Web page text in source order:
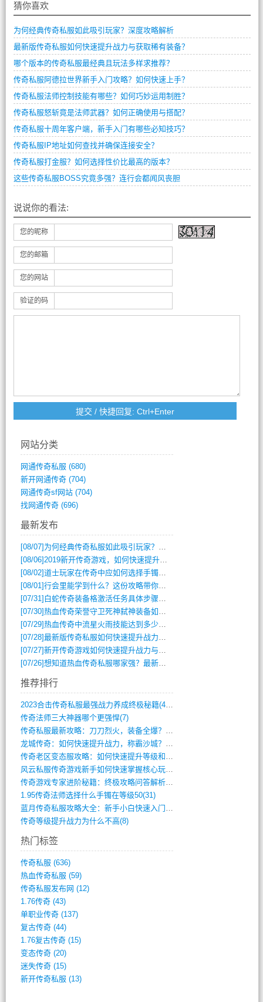
猜你喜欢
为何经典传奇私服如此吸引玩家？深度攻略解析
最新版传奇私服如何快速提升战力与获取稀有装备？
哪个版本的传奇私服最经典且玩法多样求推荐？
传奇私服阿德拉世界新手入门攻略？如何快速上手？
传奇私服法师控制技能有哪些？如何巧妙运用制胜？
传奇私服怒斩竟是法师武器？如何正确使用与搭配？
传奇私服十周年客户端，新手入门有哪些必知技巧？
传奇私服IP地址如何查找并确保连接安全？
传奇私服打金服？如何选择性价比最高的版本？
这些传奇私服BOSS究竟多强？连行会都闻风丧胆
说说你的看法:
您的昵称
您的邮箱
您的网站
验证的码
网站分类
网通传奇私服 (680)
新开网通传奇(704)
网通传奇sf网站(704)
找网通传奇(696)
最新发布
[08/07] 为何经典传奇私服如此吸引玩家？深度攻略解析
[08/06]2019新开传奇游戏，如何快速提升角色等级？
[08/02]道士玩家在传奇中应如何选择手镯装备？
[08/01]行会里能学到什么？这份攻略带你全掌握
[07/31] 白蛇传奇装备格激活任务具体步骤是什么？如何完成？
[07/30]热血传奇荣誉守卫死神弑神装备如何获取与佩戴攻略？
[07/29]热血传奇中流星火雨技能达到多少级可以开始练装备？
[07/28]最新版传奇私服如何快速提升战力与获取稀有装备？
[07/27]新开传奇游戏如何快速提升战力与获取稀有装备？
[07/26]想知道热血传奇私服哪家强？最新排行榜攻略全解析
推荐排行
2023合击传奇私服最强战力养成终极秘籍(428)
传奇法师三大神器哪个更强悍(7)
传奇私服最新攻略：刀刀烈火，装备全爆？攻(813)
龙城传奇：如何快速提升战力，称霸沙城？(802)
传奇老区变态服攻略：如何快速提升等级和战(379)
风云私服传奇游戏新手如何快速掌握核心玩法(616)
传奇游戏专家进阶秘籍：终极攻略问答解析(848)
1.95传奇法师选择什么手镯在等级50(31)
蓝月传奇私服攻略大全：新手小白快速入门指(386)
传奇等级提升战力为什么不高(8)
热门标签
传奇私服 (636)
热血传奇私服 (59)
传奇私服发布网 (12)
1.76传奇(43)
单职业传奇(137)
复古传奇(44)
1.76复古传奇(15)
变态传奇(20)
迷失传奇(15)
新开传奇私服 (13)